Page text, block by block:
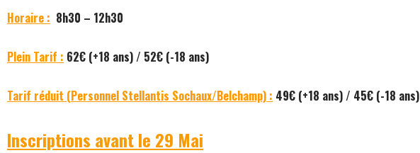
Horaire : 8h30 – 12h30
Plein Tarif : 62€ (+18 ans) / 52€ (-18 ans)
Tarif réduit (Personnel Stellantis Sochaux/Belchamp) : 49€ (+18 ans) / 45€ (-18 ans)
Inscriptions avant le 29 Mai